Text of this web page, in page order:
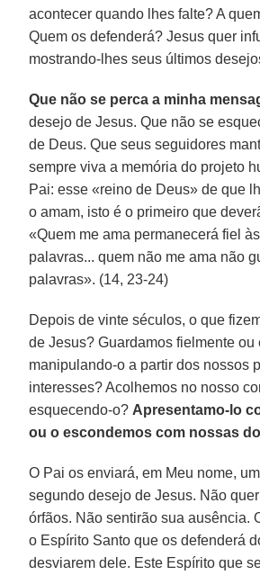
acontecer quando lhes falte? A
Quem os defenderá? Jesus quer
mostrando-lhes seus últimos
Que não se perca a minha
desejo de Jesus. Que não se
de Deus. Que seus seguidores
sempre viva a memória do projeto
Pai: esse «reino de Deus» de que
o amam, isto é o primeiro que
«Quem me ama permanecerá fiel
palavras... quem não me ama não
palavras». (14, 23-24)
Depois de vinte séculos, o que
de Jesus? Guardamos fielmente ou
manipulando-o a partir dos nossos
interesses? Acolhemos no nosso
esquecendo-o? Apresentamo-lo
ou o escondemos com nossas
O Pai os enviará, em Meu nome, um
segundo desejo de Jesus. Não
órfãos. Não sentirão sua ausência.
o Espírito Santo que os defenderá
desviarem dele. Este Espírito que